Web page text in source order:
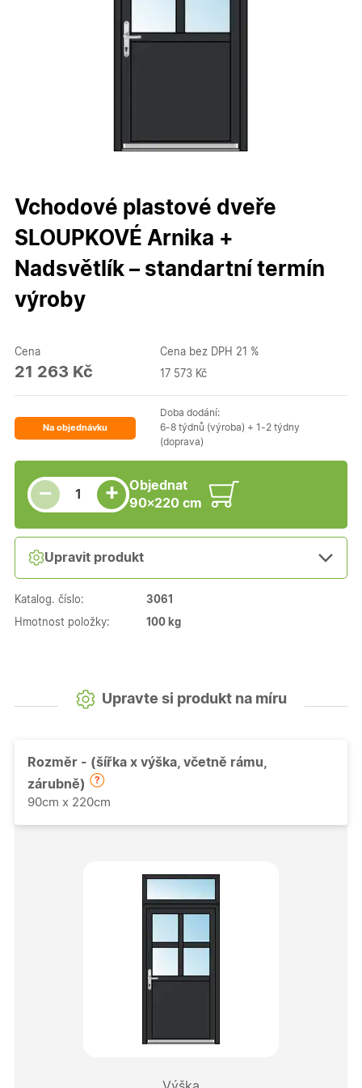
Vchodové plastové dveře
SLOUPKOVÉ Arnika +
Nadsvětlík – standartní termín
výroby
Cena
21 263 Kč
Cena bez DPH 21 %
17 573 Kč
Na objednávku
Doba dodání:
6-8 týdnů (výroba) + 1-2 týdny
(doprava)
−
Snížit množství
Počet kusů +
Zvýšit množství
Objednat
90×220 cm
Upravit produkt
Katalog. číslo: 3061
Hmotnost položky: 100 kg
Upravte si produkt na míru
Rozměr - (šířka x výška, včetně rámu,
zárubně)
90cm x 220cm